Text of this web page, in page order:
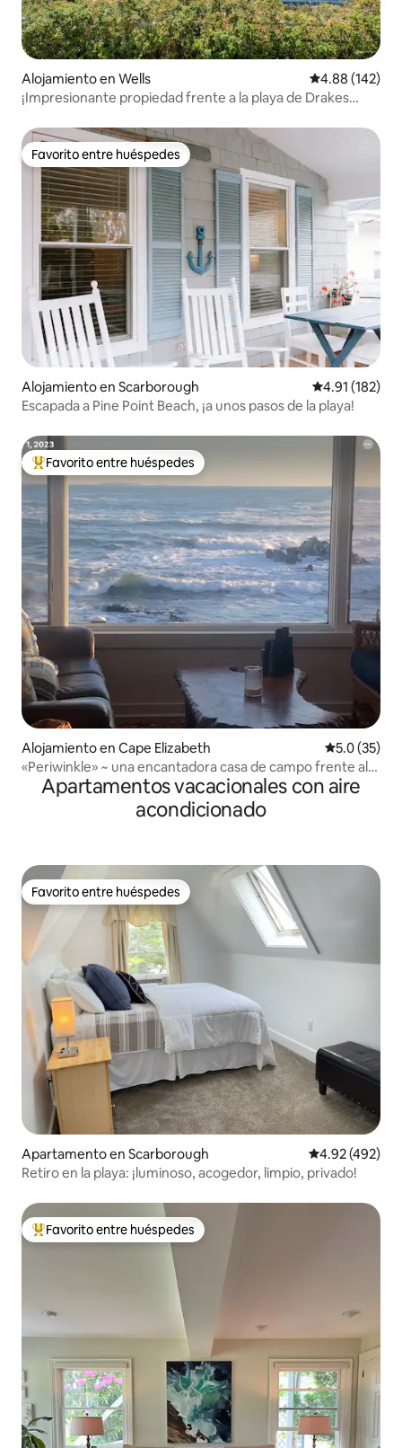
Alojamiento en Wells Calificación
4.88 (142)
¡Impresionante propiedad frente a la playa de Drakes
Favorito entre huéspedes
Favorito entre huéspedes
Alojamiento en Scarborough Calificación
4.91 (182)
Escapada a Pine Point Beach, ¡a unos pasos de la playa!
Favorito entre huéspedes preferido
Favorito entre huéspedes
Alojamiento en Cape Elizabeth Calificación
5.0 (35)
«Periwinkle» ~ una encantadora casa de campo frente al
marApartamentos vacacionales con aire
acondicionado
Favorito entre huéspedes
Favorito entre huéspedes
Apartamento en Scarborough Calificación
4.92 (492)
Retiro en la playa: ¡luminoso, acogedor, limpio, privado!
Favorito entre huéspedes preferido
Favorito entre huéspedes